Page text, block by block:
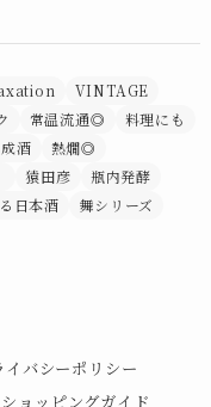
VINTAGE
常温流通◎
料理にも
酒
熱燗◎
猿田彦
瓶内発酵
日本酒
舞シリーズ
イバシーポリシー
ショッピングガイド